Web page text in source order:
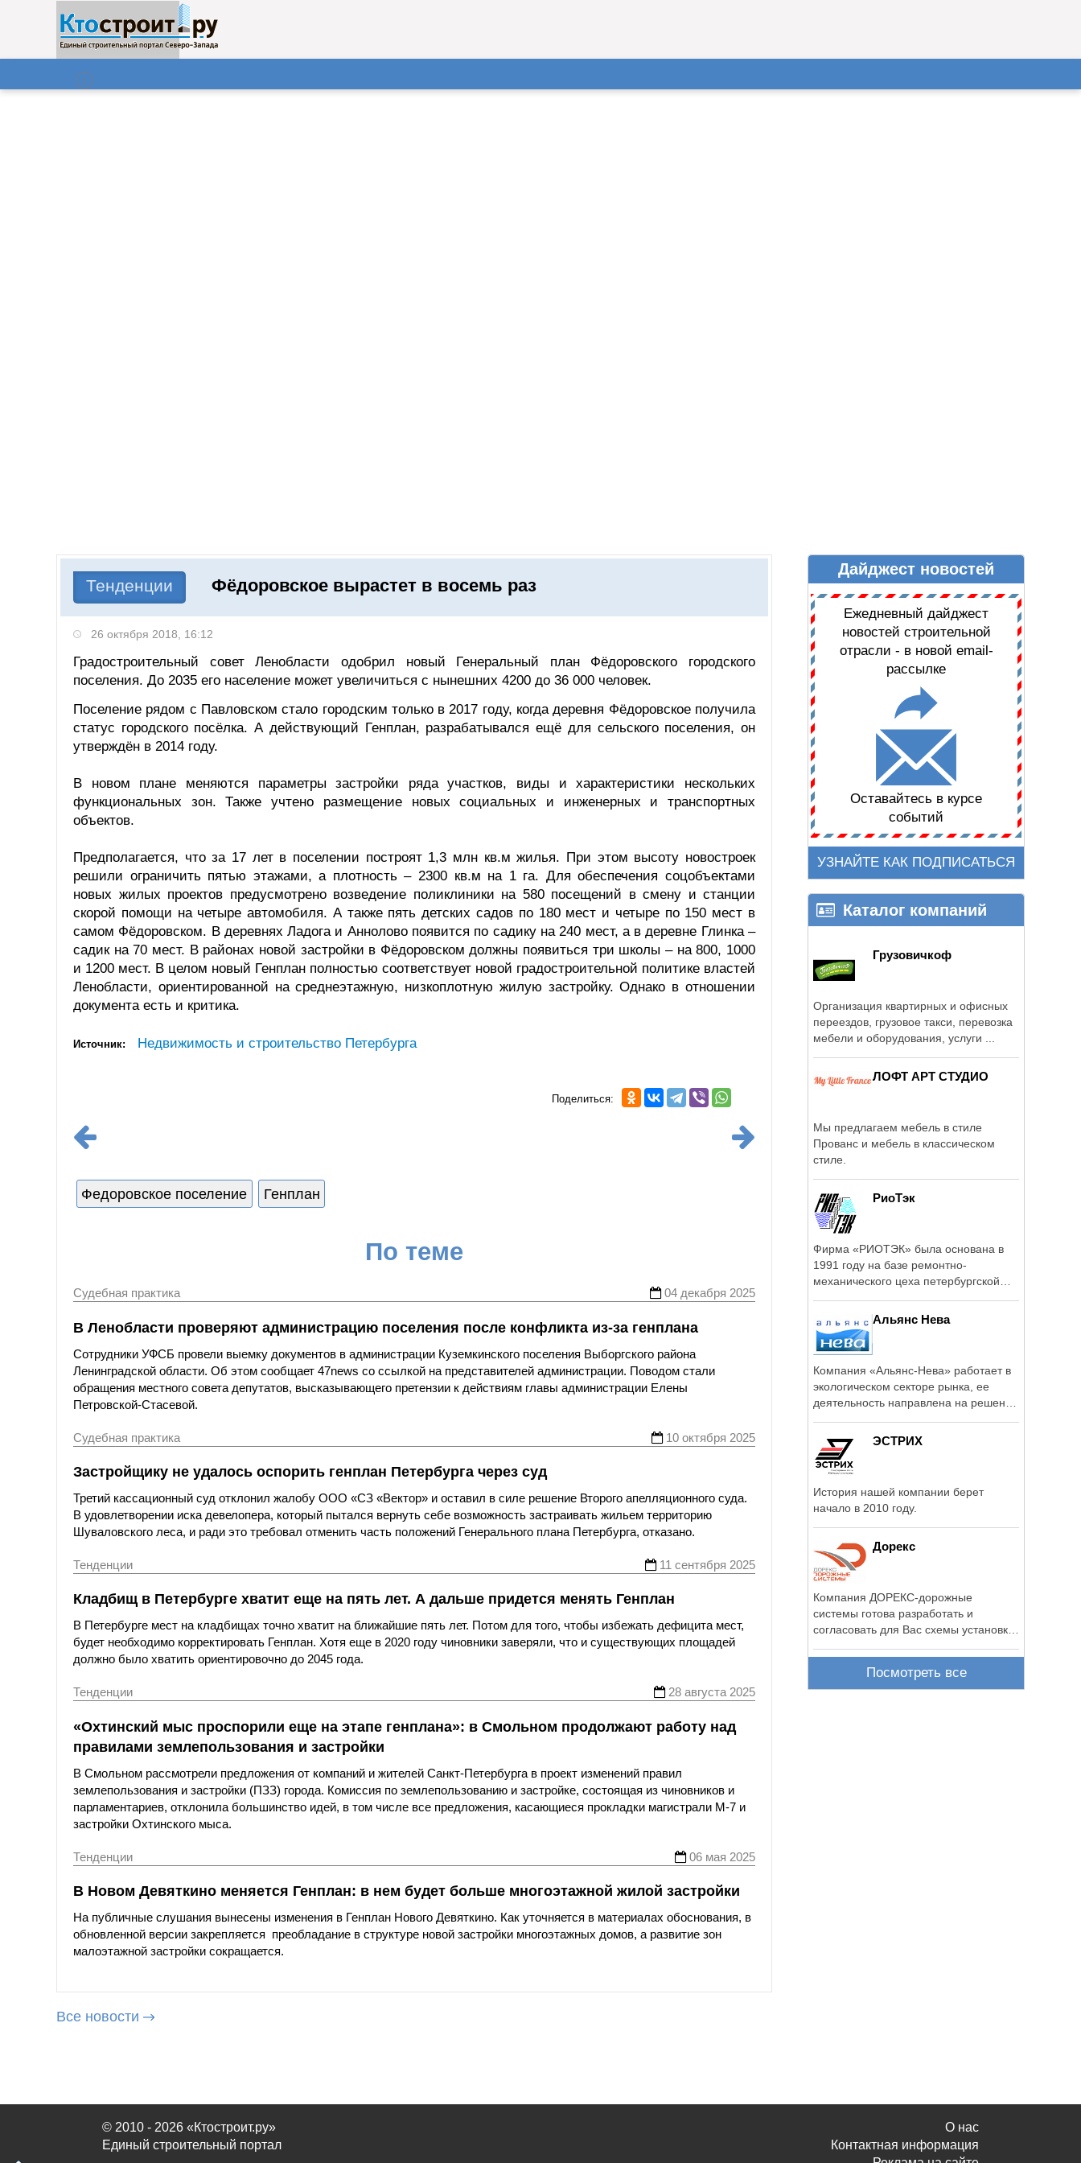
Поиск
НОВОСТИ СТАТЬИ ДАЙДЖЕСТ НОВОСТЕЙ
Тенденции Фёдоровское вырастет в восемь раз
26 октября 2018, 16:12
Градостроительный совет Ленобласти одобрил новый Генеральный план Фёдоровского городского
поселения. До 2035 его население может увеличиться с нынешних 4200 до 36 000 человек.
Поселение рядом с Павловском стало городским только в 2017 году, когда деревня Фёдоровское получила
статус городского посёлка. А действующий Генплан, разрабатывался ещё для сельского поселения, он
утверждён в 2014 году.
В новом плане меняются параметры застройки ряда участков, виды и характеристики нескольких
функциональных зон. Также учтено размещение новых социальных и инженерных и транспортных
объектов.
Предполагается, что за 17 лет в поселении построят 1,3 млн кв.м жилья. При этом высоту новостроек
решили ограничить пятью этажами, а плотность – 2300 кв.м на 1 га. Для обеспечения соцобъектами
новых жилых проектов предусмотрено возведение поликлиники на 580 посещений в смену и станции
скорой помощи на четыре автомобиля. А также пять детских садов по 180 мест и четыре по 150 мест в
самом Фёдоровском. В деревнях Ладога и Аннолово появится по садику на 240 мест, а в деревне Глинка –
садик на 70 мест. В районах новой застройки в Фёдоровском должны появиться три школы – на 800, 1000
и 1200 мест. В целом новый Генплан полностью соответствует новой градостроительной политике властей
Ленобласти, ориентированной на среднеэтажную, низкоплотную жилую застройку. Однако в отношении
документа есть и критика.
Источник: Недвижимость и строительство Петербурга
Поделиться:
Федоровское поселение Генплан
По теме
Судебная практика 04 декабря 2025
В Ленобласти проверяют администрацию поселения после конфликта из-за генплана
Сотрудники УФСБ провели выемку документов в администрации Куземкинского поселения Выборгского района
Ленинградской области. Об этом сообщает 47news со ссылкой на представителей администрации. Поводом стали
обращения местного совета депутатов, высказывающего претензии к действиям главы администрации Елены
Петровской-Стасевой.
Судебная практика 10 октября 2025
Застройщику не удалось оспорить генплан Петербурга через суд
Третий кассационный суд отклонил жалобу ООО «СЗ «Вектор» и оставил в силе решение Второго апелляционного суда.
В удовлетворении иска девелопера, который пытался вернуть себе возможность застраивать жильем территорию
Шуваловского леса, и ради это требовал отменить часть положений Генерального плана Петербурга, отказано.
Тенденции 11 сентября 2025
Кладбищ в Петербурге хватит еще на пять лет. А дальше придется менять Генплан
В Петербурге мест на кладбищах точно хватит на ближайшие пять лет. Потом для того, чтобы избежать дефицита мест,
будет необходимо корректировать Генплан. Хотя еще в 2020 году чиновники заверяли, что и существующих площадей
должно было хватить ориентировочно до 2045 года.
Тенденции 28 августа 2025
«Охтинский мыс проспорили еще на этапе генплана»: в Смольном продолжают работу над
правилами землепользования и застройки
В Смольном рассмотрели предложения от компаний и жителей Санкт-Петербурга в проект изменений правил
землепользования и застройки (ПЗЗ) города. Комиссия по землепользованию и застройке, состоящая из чиновников и
парламентариев, отклонила большинство идей, в том числе все предложения, касающиеся прокладки магистрали М-7 и
застройки Охтинского мыса.
Тенденции 06 мая 2025
В Новом Девяткино меняется Генплан: в нем будет больше многоэтажной жилой застройки
На публичные слушания вынесены изменения в Генплан Нового Девяткино. Как уточняется в материалах обоснования, в
обновленной версии закрепляется преобладание в структуре новой застройки многоэтажных домов, а развитие зон
малоэтажной застройки сокращается.
Все новости
Дайджест новостей
Ежедневный дайджест
новостей строительной
отрасли - в новой email-
рассылке
Оставайтесь в курсе
событий
УЗНАЙТЕ КАК ПОДПИСАТЬСЯ
Каталог компаний
Грузовичкоф
Организация квартирных и офисных
переездов, грузовое такси, перевозка
мебели и оборудования, услуги ...
ЛОФТ АРТ СТУДИО
Мы предлагаем мебель в стиле
Прованс и мебель в классическом
стиле.
РиоТэк
Фирма «РИОТЭК» была основана в
1991 году на базе ремонтно-
механического цеха петербургской
Альянс Нева
Компания «Альянс-Нева» работает в
экологическом секторе рынка, ее
деятельность направлена на решение
ЭСТРИХ
История нашей компании берет
начало в 2010 году.
Дорекс
Компания ДОРЕКС-дорожные
системы готова разработать и
согласовать для Вас схемы установки
Посмотреть все
© 2010 - 2026 «Ктостроит.ру»
Единый строительный портал
О нас
Контактная информация